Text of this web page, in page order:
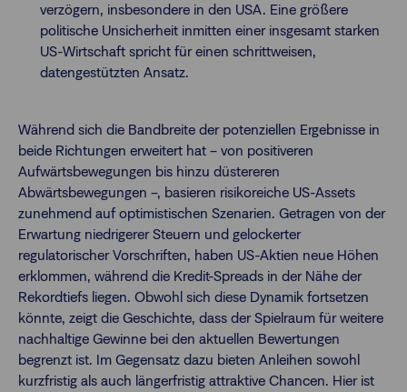
verzögern, insbesondere in den USA. Eine größere
politische Unsicherheit inmitten einer insgesamt starken
US-Wirtschaft spricht für einen schrittweisen,
datengestützten Ansatz.
Während sich die Bandbreite der potenziellen Ergebnisse in
beide Richtungen erweitert hat – von positiveren
Aufwärtsbewegungen bis hinzu düstereren
Abwärtsbewegungen –, basieren risikoreiche US-Assets
zunehmend auf optimistischen Szenarien. Getragen von der
Erwartung niedrigerer Steuern und gelockerter
regulatorischer Vorschriften, haben US-Aktien neue Höhen
erklommen, während die Kredit-Spreads in der Nähe der
Rekordtiefs liegen. Obwohl sich diese Dynamik fortsetzen
könnte, zeigt die Geschichte, dass der Spielraum für weitere
nachhaltige Gewinne bei den aktuellen Bewertungen
begrenzt ist. Im Gegensatz dazu bieten Anleihen sowohl
kurzfristig als auch längerfristig attraktive Chancen. Hier ist